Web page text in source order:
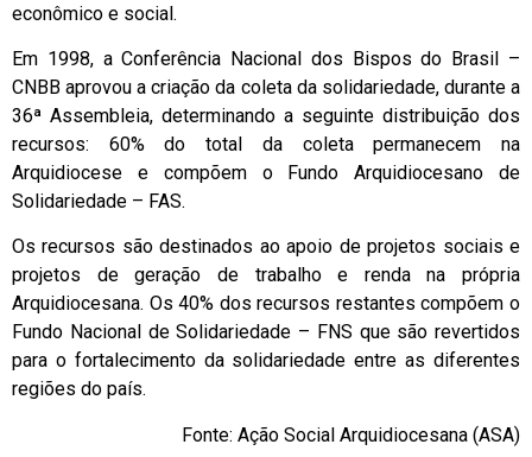
econômico e social.
Em 1998, a Conferência Nacional dos Bispos do Brasil –
CNBB aprovou a criação da coleta da solidariedade, durante a
36ª Assembleia, determinando a seguinte distribuição dos
recursos: 60% do total da coleta permanecem na
Arquidiocese e compõem o Fundo Arquidiocesano de
Solidariedade – FAS.
Os recursos são destinados ao apoio de projetos sociais e
projetos de geração de trabalho e renda na própria
Arquidiocesana. Os 40% dos recursos restantes compõem o
Fundo Nacional de Solidariedade – FNS que são revertidos
para o fortalecimento da solidariedade entre as diferentes
regiões do país.
Fonte: Ação Social Arquidiocesana (ASA)